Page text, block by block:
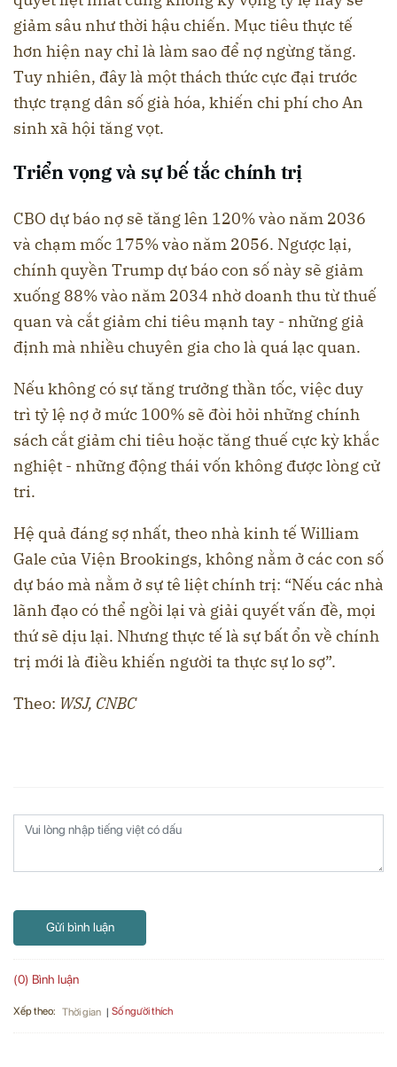
giảm sâu như thời hậu chiến. Mục tiêu thực tế
hơn hiện nay chỉ là làm sao để nợ ngừng tăng.
Tuy nhiên, đây là một thách thức cực đại trước
thực trạng dân số già hóa, khiến chi phí cho An
sinh xã hội tăng vọt.
Triển vọng và sự bế tắc chính trị
CBO dự báo nợ sẽ tăng lên 120% vào năm 2036
và chạm mốc 175% vào năm 2056. Ngược lại,
chính quyền Trump dự báo con số này sẽ giảm
xuống 88% vào năm 2034 nhờ doanh thu từ thuế
quan và cắt giảm chi tiêu mạnh tay - những giả
định mà nhiều chuyên gia cho là quá lạc quan.
Nếu không có sự tăng trưởng thần tốc, việc duy
trì tỷ lệ nợ ở mức 100% sẽ đòi hỏi những chính
sách cắt giảm chi tiêu hoặc tăng thuế cực kỳ khắc
nghiệt - những động thái vốn không được lòng cử
tri.
Hệ quả đáng sợ nhất, theo nhà kinh tế William
Gale của Viện Brookings, không nằm ở các con số
dự báo mà nằm ở sự tê liệt chính trị: “Nếu các nhà
lãnh đạo có thể ngồi lại và giải quyết vấn đề, mọi
thứ sẽ dịu lại. Nhưng thực tế là sự bất ổn về chính
trị mới là điều khiến người ta thực sự lo sợ”.
Theo: WSJ, CNBC
Gửi bình luận
(0) Bình luận
Xếp theo: Thời gian Số người thích